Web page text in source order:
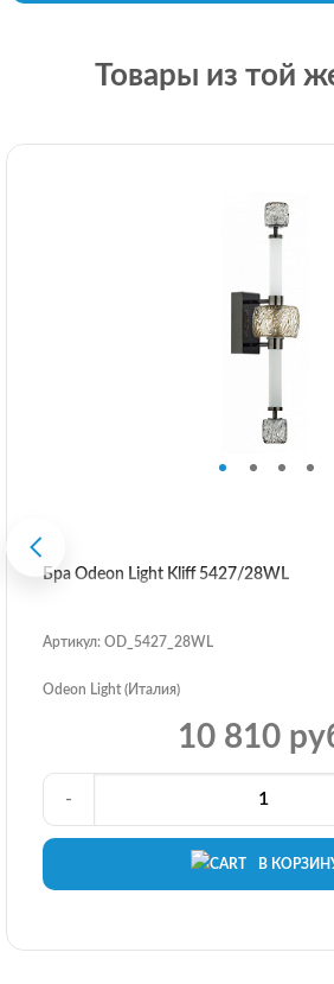
Товары из той
Бра Odeon Light Kliff 5427/28WL
Артикул: OD_5427_28WL
Odeon Light (Италия)
10 810
В
-